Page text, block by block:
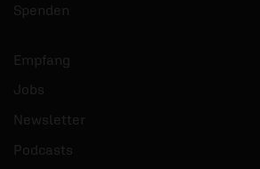
Spenden
Empfang
Jobs
Newsletter
Podcasts